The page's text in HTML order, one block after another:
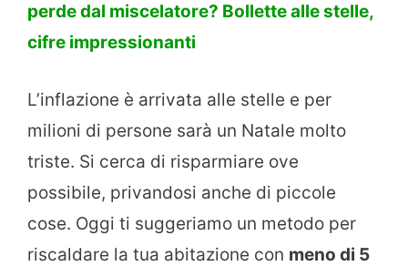
perde dal miscelatore? Bollette alle stelle,
cifre impressionanti
L’inflazione è arrivata alle stelle e per
milioni di persone sarà un Natale molto
triste. Si cerca di risparmiare ove
possibile, privandosi anche di piccole
cose. Oggi ti suggeriamo un metodo per
riscaldare la tua abitazione con meno di 5